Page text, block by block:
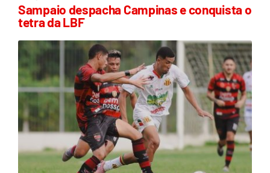
Sampaio despacha Campinas e conquista o
tetra da LBF